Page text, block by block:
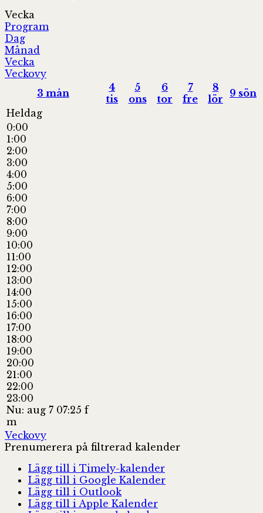
Vecka
Program
Dag
Månad
Vecka
Veckovy
3 mån
4
tis
5
ons
6
tor
7
fre
8
lör
9 sön
Heldag
0:00
1:00
2:00
3:00
4:00
5:00
6:00
7:00
8:00
9:00
10:00
11:00
12:00
13:00
14:00
15:00
16:00
17:00
18:00
19:00
20:00
21:00
22:00
23:00
Nu: aug 7 07:25 f
m
Veckovy
Prenumerera på filtrerad kalender
Lägg till i Timely-kalender
Lägg till i Google Kalender
Lägg till i Outlook
Lägg till i Apple Kalender